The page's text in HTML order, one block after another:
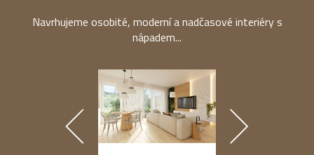
Navrhujeme osobité, moderní a nadčasové interiéry s
nápadem...